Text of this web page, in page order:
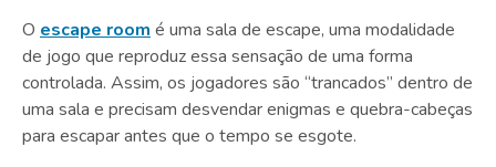
O escape room é uma sala de escape, uma modalidade
de jogo que reproduz essa sensação de uma forma
controlada. Assim, os jogadores são “trancados” dentro de
uma sala e precisam desvendar enigmas e quebra-cabeças
para escapar antes que o tempo se esgote.